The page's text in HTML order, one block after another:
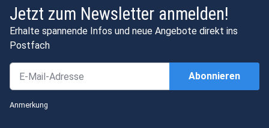
Jetzt zum Newsletter anmelden!
Erhalte spannende Infos und neue Angebote direkt ins
Postfach
Abonnieren
Newsletter Abonnieren
Anmerkung